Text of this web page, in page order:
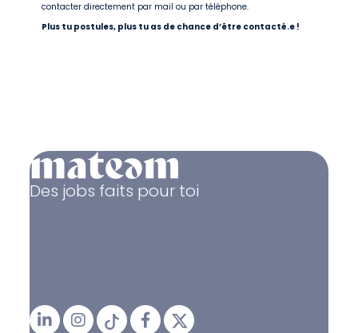
contacter directement par mail ou par téléphone.
Plus tu postules, plus tu as de chance d’être contacté.e !
Des jobs faits pour toi